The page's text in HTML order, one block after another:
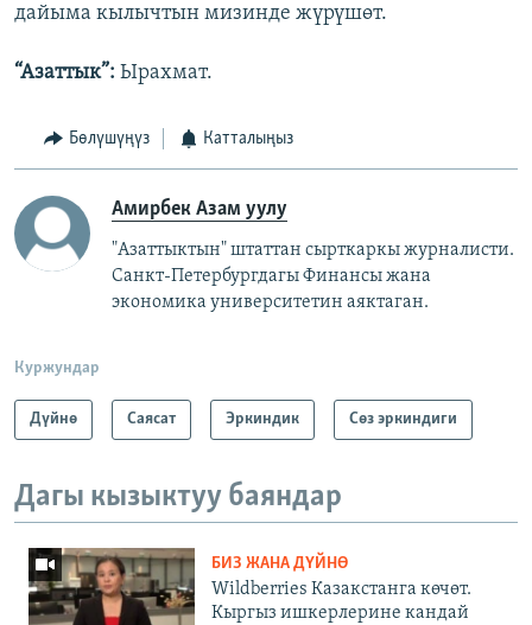
дайыма кылычтын мизинде жүрүшөт.
“Азаттык”: Ырахмат.
Бөлүшүңүз Катталыңыз
Амирбек Азам уулу
"Азаттыктын" штаттан сырткаркы журналисти.
Санкт-Петербургдагы Финансы жана
экономика университетин аяктаган.
Куржундар
Дүйнө Саясат Эркиндик Сөз эркиндиги
Дагы кызыктуу баяндар
БИЗ ЖАНА ДҮЙНӨ
Wildberries Казакстанга көчөт.
Кыргыз ишкерлерине кандай